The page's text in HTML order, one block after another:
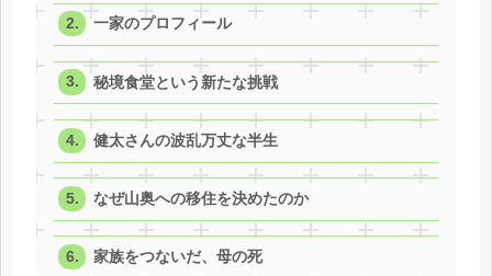
一家のプロフィール
秘境食堂という新たな挑戦
健太さんの波乱万丈な半生
なぜ山奥への移住を決めたのか
家族をつないだ、母の死